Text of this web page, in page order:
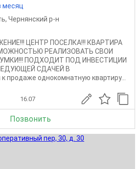
месяц
, Чернянский р-н
ЦЕНТР ПОСЕЛКА!!! КВАРТИРА
РЕАЛИЗОВАТЬ СВОИ
ПОДХОДИТ ПОД ИНВЕСТИЦИИ
СДАЧЕЙ В
продаже однокомнатную квартиру...
16.07
Позвонить